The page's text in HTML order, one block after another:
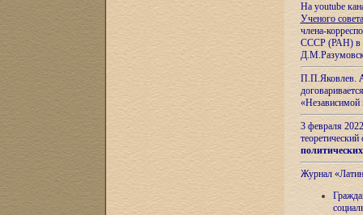
На youtube
Ученого
члена-
СССР (РАН) в
П.П.Яковлев.
«Независимой
3 февраля
теоретический
Журнал